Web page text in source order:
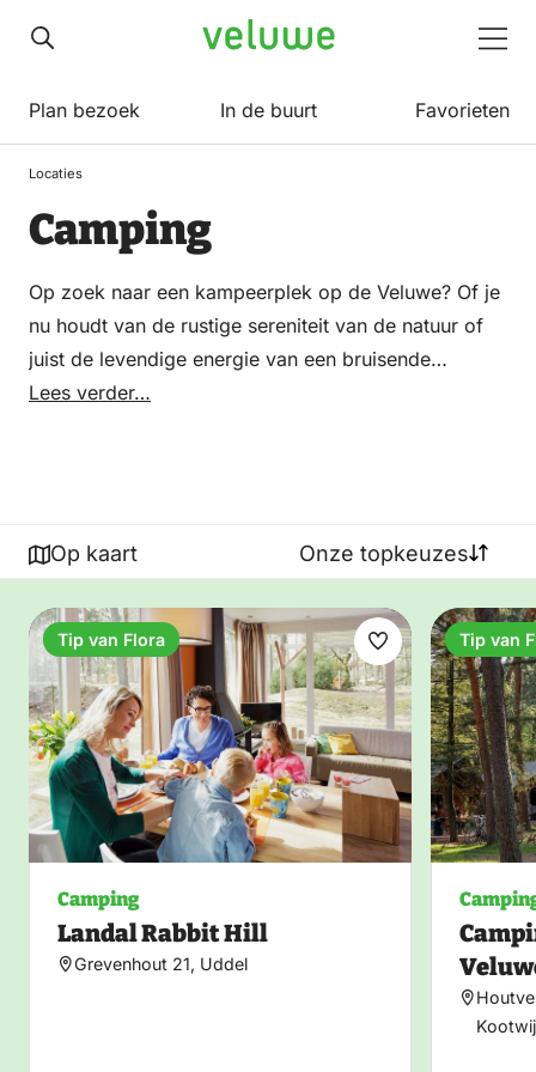
Veluwe
Plan bezoek In de buurt Favorieten
Locaties
Camping
Op zoek naar een kampeerplek op de Veluwe? Of je
nu houdt van de rustige sereniteit van de natuur of
juist de levendige energie van een bruisende
omgeving zoekt, op deze pagina vind je alle
attracties. Ontdek de veelzijdigheid van de Veluwe
Veluwe.
Lees verder…
Op kaart Onze topkeuzes
Camping
Landal Rabbit Hill
Grevenhout 21, Uddel
Tip van Flora
Maak
favoriet
Tip van